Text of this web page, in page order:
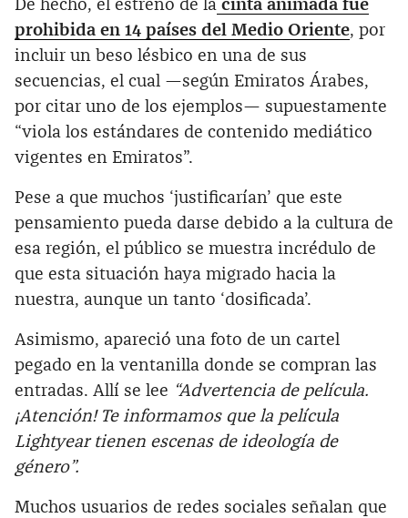
De hecho, el estreno de la cinta animada fue
prohibida en 14 países del Medio Oriente, por
incluir un beso lésbico en una de sus
secuencias, el cual —según Emiratos Árabes,
por citar uno de los ejemplos— supuestamente
“viola los estándares de contenido mediático
vigentes en Emiratos”.
Pese a que muchos ‘justificarían’ que este
pensamiento pueda darse debido a la cultura de
esa región, el público se muestra incrédulo de
que esta situación haya migrado hacia la
nuestra, aunque un tanto ‘dosificada’.
Asimismo, apareció una foto de un cartel
pegado en la ventanilla donde se compran las
entradas. Allí se lee “Advertencia de película.
¡Atención! Te informamos que la película
Lightyear tienen escenas de ideología de
género”.
Muchos usuarios de redes sociales señalan que